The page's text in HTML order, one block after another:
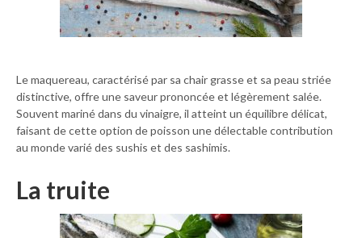
Le maquereau, caractérisé par sa chair grasse et sa peau striée
distinctive, offre une saveur prononcée et légèrement salée.
Souvent mariné dans du vinaigre, il atteint un équilibre délicat,
faisant de cette option de poisson une délectable contribution
au monde varié des sushis et des sashimis.
La truite